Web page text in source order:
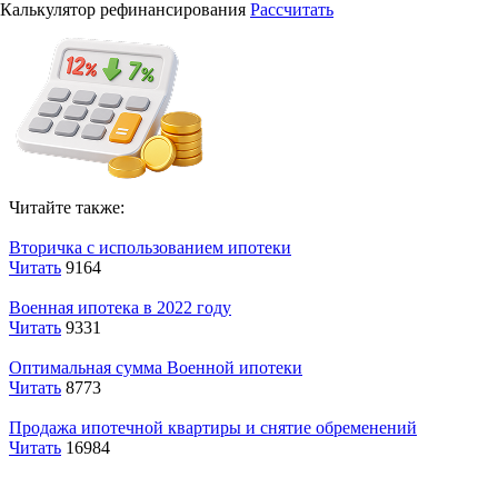
Калькулятор рефинансирования Рассчитать
Читайте также:
Вторичка с использованием ипотеки
Читать 9164
Военная ипотека в 2022 году
Читать 9331
Оптимальная сумма Военной ипотеки
Читать 8773
Продажа ипотечной квартиры и снятие обременений
Читать 16984